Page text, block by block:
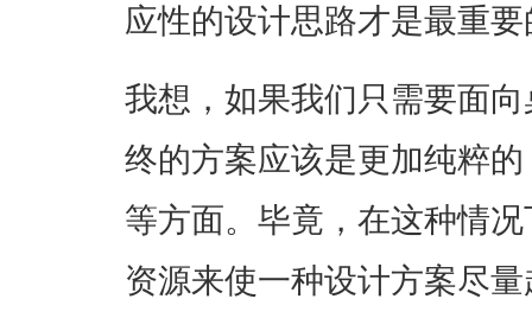
应性的设计思路才是最重
我想，如果我们只需要面
终的方案应该是更加纯粹
等方面。毕竟，在这种情
资源来使一种设计方案尽